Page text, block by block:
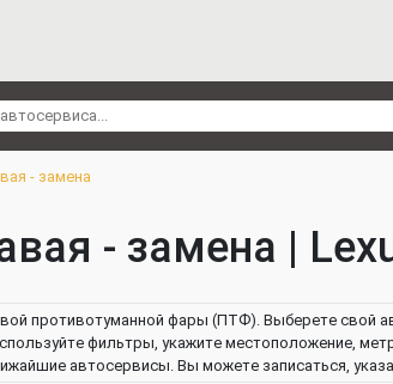
- замена
- замена |
противотуманной фары (ПТФ). Выберете свой
фильтры, укажите местоположение,
автосервисы. Вы можете записаться,